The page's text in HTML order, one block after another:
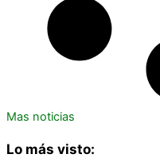
Mas noticias
Lo más visto: